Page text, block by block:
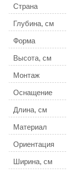
Страна
Глубина, см
Форма
Высота, см
Монтаж
Оснащение
Длина, см
Материал
Ориентация
Ширина, см